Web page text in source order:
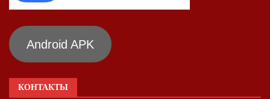
Android APK
КОНТАКТЫ